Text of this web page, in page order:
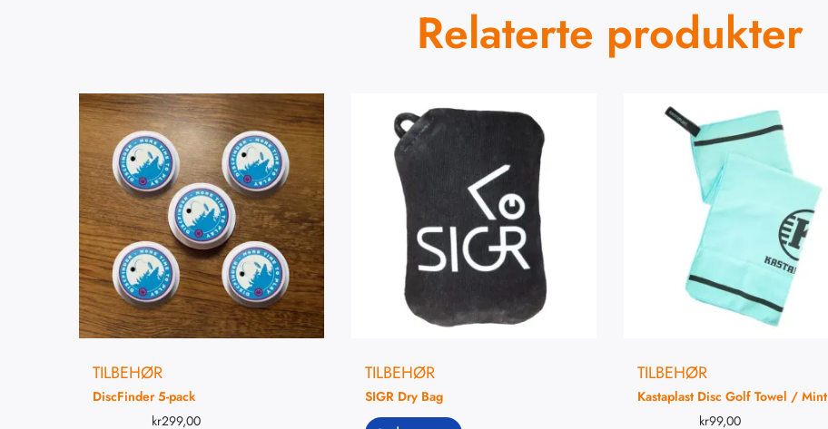
Relaterte produkter
TILBEHØR
DiscFinder 5-pack
kr299,00
TILBEHØR
SIGR Dry Bag
TILBEHØR
Kastaplast Disc Golf Towel / Mint
kr99,00